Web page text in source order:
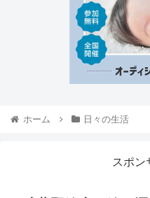
ホーム 日々の生活
スポン